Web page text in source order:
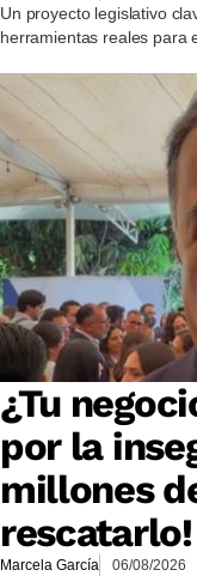
Un proyecto legislativo
herramientas reales para
¿Tu
por la
millones
rescatarlo!
Marcela García 06/08/2026